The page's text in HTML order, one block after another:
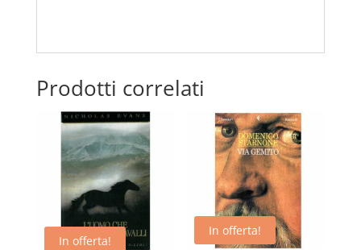
Prodotti correlati
In offerta!
In offerta!